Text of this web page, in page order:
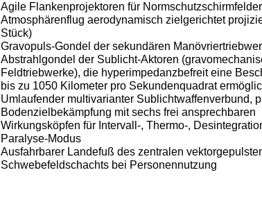
Agile Flankenprojektoren für
Atmosphärenflug aerodynamisch zielgerichtet
Stück)
Gravopuls-Gondel der sekundären
Abstrahlgondel der Sublicht-Aktoren
Feldtriebwerke), die hyperimpedanzbefreit eine
bis zu 1050 Kilometer pro Sekundenquadrat
Umlaufender multivarianter Sublichtwaffenverbund,
Bodenzielbekämpfung mit sechs frei ansprechbaren
Wirkungsköpfen für Intervall-, Thermo-,
Paralyse-Modus
Ausfahrbarer Landefuß des zentralen
Schwebefeldschachts bei Personennutzung